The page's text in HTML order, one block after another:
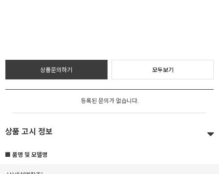
상품문의하기 모두보기
등록된 문의가 없습니다.
상품 고시 정보
■ 품명 및 모델명